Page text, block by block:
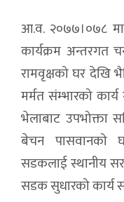
आ.व. २०७७।०७८ मा
कार्यक्रम अन्तरगत
रामवृक्षको घर देखि
मर्मत संम्भारको
भेलाबाट उपभोक्ता
बेचन पासवानको
सडकलाई स्थानीय
सडक सुधारको कार्य